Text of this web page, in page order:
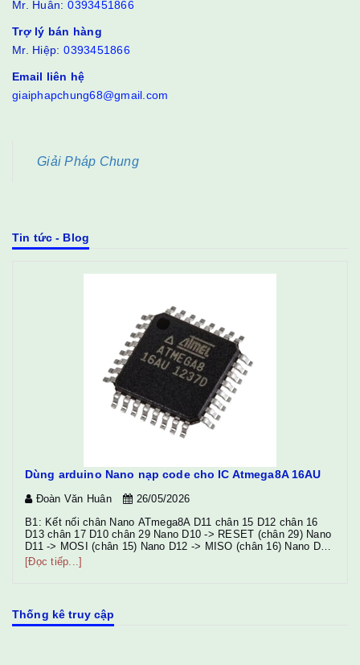
Mr. Huân: 0393451866
Trợ lý bán hàng
Mr. Hiệp: 0393451866
Email liên hệ
giaiphapchung68@gmail.com
Giải Pháp Chung
Tin tức - Blog
Dùng arduino Nano nạp code cho IC Atmega8A 16AU
Đoàn Văn Huân
26/05/2026
B1: Kết nối chân Nano ATmega8A D11 chân 15 D12 chân 16
D13 chân 17 D10 chân 29 Nano D10 -> RESET (chân 29) Nano
D11 -> MOSI (chân 15) Nano D12 -> MISO (chân 16) Nano D13
-> SCK (chân 17) Nano 5V -> VCC + AVCC (chân 18) Nano
GND -> GND Chú ý: Gắn tụ 10µF ...
[Đọc tiếp...]
Thống kê truy cập